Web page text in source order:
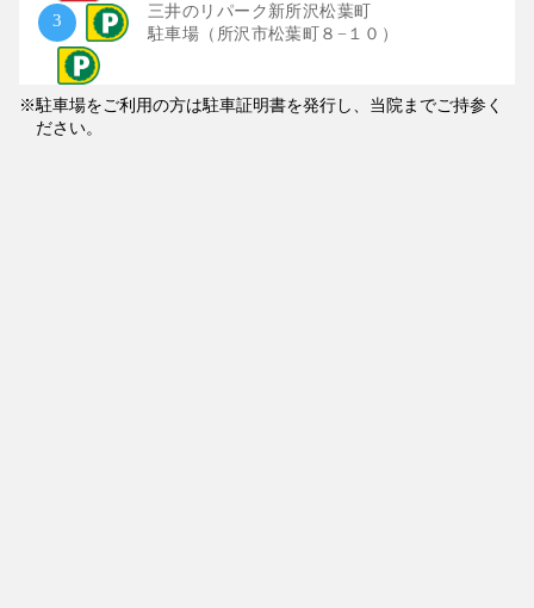
3
三井のリパーク新所沢松葉町
駐車場（所沢市松葉町８−１０）
駐車場をご利用の方は駐車証明書を発行し、当院までご持参く
ださい。